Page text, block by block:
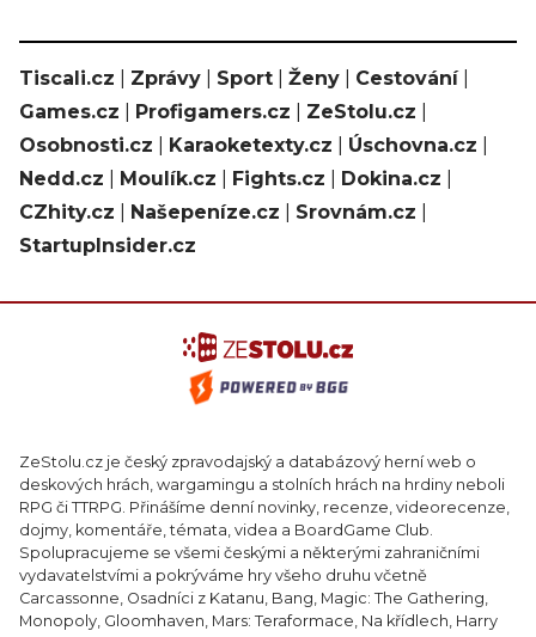
Tiscali.cz Zprávy Sport Ženy Cestování|
Games.cz
Profigamers.cz ZeStolu.cz
Osobnosti.cz
Karaoketexty.cz Úschovna.cz
Nedd.cz
Moulík.cz Fights.cz Dokina.cz
CZhity.cz
Našepeníze.cz Srovnám.cz
StartupInsider.cz
ZeStolu.cz je český zpravodajský a databázový herní web o
deskových hrách, wargamingu a stolních hrách na hrdiny neboli
RPG či TTRPG. Přinášíme denní novinky, recenze, videorecenze,
dojmy, komentáře, témata, videa a BoardGame Club.
Spolupracujeme se všemi českými a některými zahraničními
vydavatelstvími a pokrýváme hry všeho druhu včetně
Carcassonne, Osadníci z Katanu, Bang, Magic: The Gathering,
Monopoly, Gloomhaven, Mars: Teraformace, Na křídlech, Harry